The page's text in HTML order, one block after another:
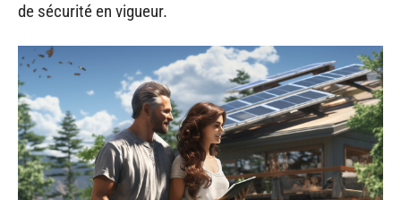
de sécurité en vigueur.